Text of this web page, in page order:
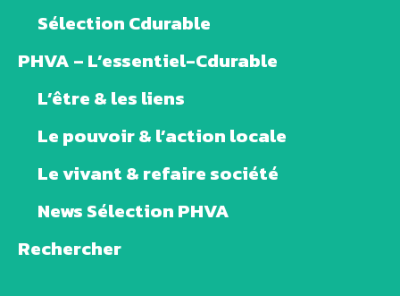
Sélection Cdurable
PHVA – L’essentiel-Cdurable
L’être & les liens
Le pouvoir & l’action locale
Le vivant & refaire société
News Sélection PHVA
Rechercher